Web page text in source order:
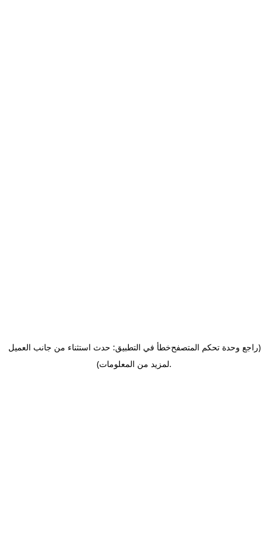
خطأ في التطبيق: حدث استثناء من جانب العميل(راجع وحدة تحكم المتصفح
لمزيد من المعلومات).